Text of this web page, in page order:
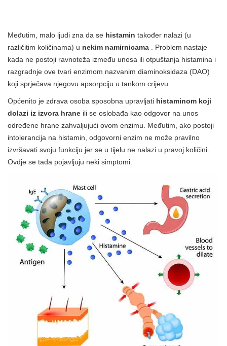
Međutim, malo ljudi zna da se histamin također nalazi (u
različitim količinama) u nekim namirnicama . Problem nastaje
kada ne postoji ravnoteža između unosa ili otpuštanja histamina i
razgradnje ove tvari enzimom nazvanim diaminoksidaza (DAO)
koji sprječava njegovu apsorpciju u tankom crijevu.
Općenito je zdrava osoba sposobna upravljati histaminom koji
dolazi iz izvora hrane ili se oslobađa kao odgovor na unos
određene hrane zahvaljujući ovom enzimu. Međutim, ako postoji
intolerancija na histamin, odgovorni enzim ne može pravilno
izvršavati svoju funkciju jer se u tijelu ne nalazi u pravoj količini.
Ovdje se tada pojavljuju neki simptomi.